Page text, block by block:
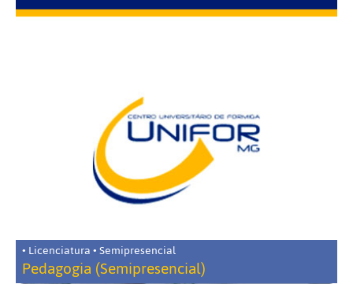
• Licenciatura • Semipresencial
Pedagogia (Semipresencial)